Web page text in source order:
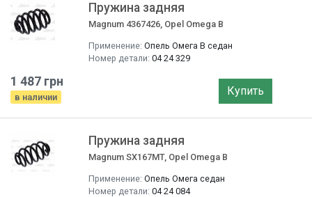
Пружина задняя
Magnum 4367426, Opel Omega B
Применение: Опель Омега B седан
Номер детали: 04 24 329
1 487 грн
в наличии Купить
Пружина задняя
Magnum SX167MT, Opel Omega B
Применение: Опель Омега седан
Номер детали: 04 24 084